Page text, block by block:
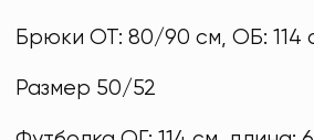
Брюки ОТ: 80/90 см, ОБ: 114
Размер 50/52